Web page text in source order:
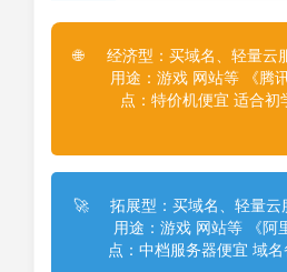
🌐
经济型：买域名、轻量云
用途：游戏 网站等 《腾
点：特价机便宜 适合初
🚀
拓展型：买域名、轻量云
用途：游戏 网站等 《阿
点：中档服务器便宜 域